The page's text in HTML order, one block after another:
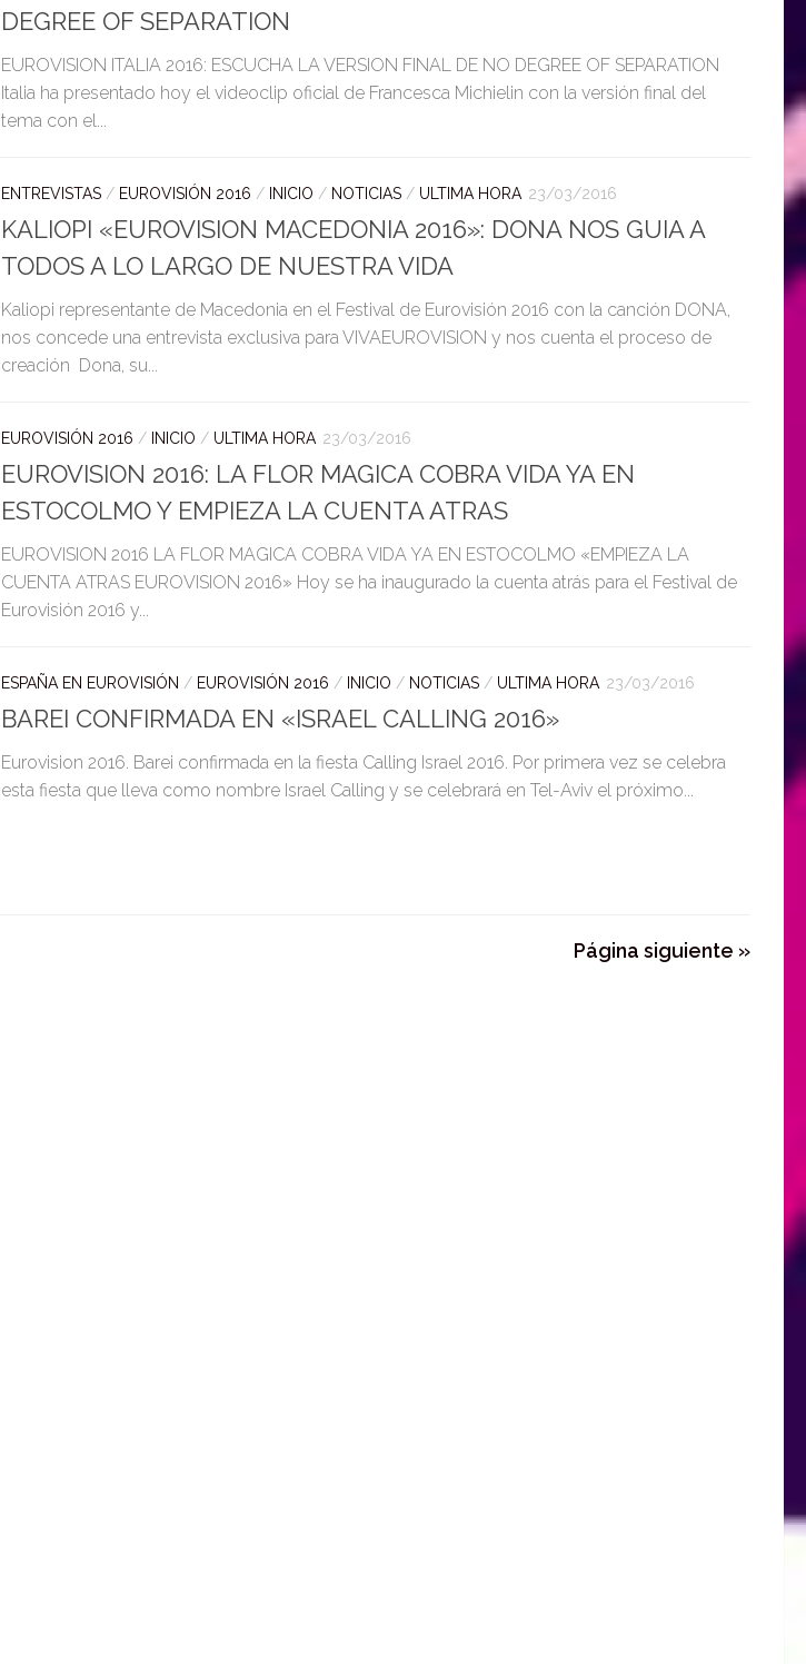
DEGREE OF SEPARATION
EUROVISION ITALIA 2016: ESCUCHA LA VERSION FINAL DE NO DEGREE OF SEPARATION
Italia ha presentado hoy el videoclip oficial de Francesca Michielin con la versión final del
tema con el...
ENTREVISTAS / EUROVISIÓN 2016 / INICIO / NOTICIAS / ULTIMA HORA 23/03/2016
KALIOPI «EUROVISION MACEDONIA 2016»: DONA NOS GUIA A
TODOS A LO LARGO DE NUESTRA VIDA
Kaliopi representante de Macedonia en el Festival de Eurovisión 2016 con la canción DONA,
nos concede una entrevista exclusiva para VIVAEUROVISION y nos cuenta el proceso de
creación Dona, su...
EUROVISIÓN 2016 / INICIO / ULTIMA HORA 23/03/2016
EUROVISION 2016: LA FLOR MAGICA COBRA VIDA YA EN
ESTOCOLMO Y EMPIEZA LA CUENTA ATRAS
EUROVISION 2016 LA FLOR MAGICA COBRA VIDA YA EN ESTOCOLMO «EMPIEZA LA
CUENTA ATRAS EUROVISION 2016» Hoy se ha inaugurado la cuenta atrás para el Festival de
Eurovisión 2016 y...
ESPAÑA EN EUROVISIÓN / EUROVISIÓN 2016 / INICIO / NOTICIAS / ULTIMA HORA 23/03/2016
BAREI CONFIRMADA EN «ISRAEL CALLING 2016»
Eurovision 2016. Barei confirmada en la fiesta Calling Israel 2016. Por primera vez se celebra
esta fiesta que lleva como nombre Israel Calling y se celebrará en Tel-Aviv el próximo...
Página siguiente »